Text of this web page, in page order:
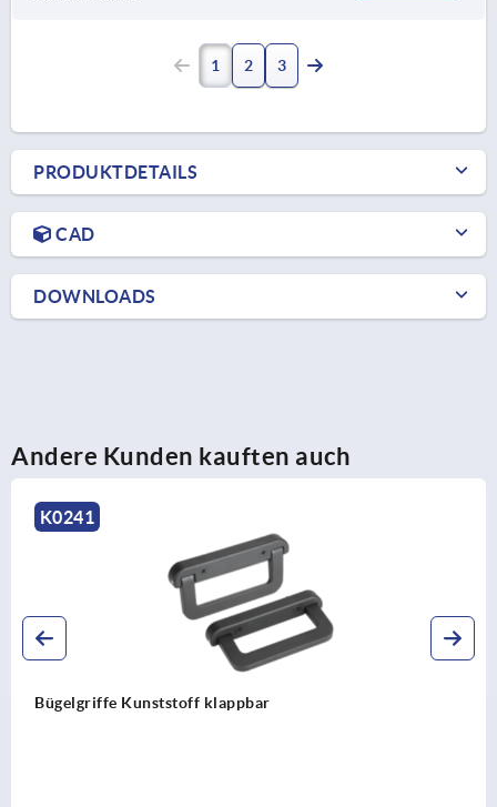
1 2 3
PRODUKTDETAILS
CAD
DOWNLOADS
Andere Kunden kauften auch
Bügelgriffe Kunststoff schmal mit